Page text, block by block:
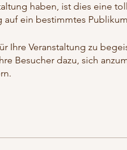
haben, ist dies eine
auf ein bestimmtes
Ihre Veranstaltung zu
Besucher dazu, sich